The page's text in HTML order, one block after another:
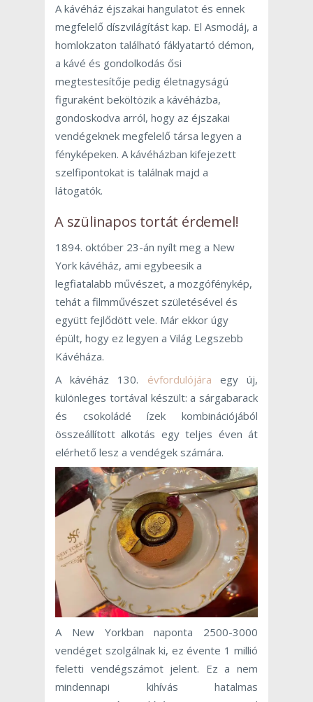
A kávéház éjszakai hangulatot és ennek
megfelelő díszvilágítást kap. El Asmodáj, a
homlokzaton található fáklyatartó démon,
a kávé és gondolkodás ősi
megtestesítője pedig életnagyságú
figuraként beköltözik a kávéházba,
gondoskodva arról, hogy az éjszakai
vendégeknek megfelelő társa legyen a
fényképeken. A kávéházban kifejezett
szelfipontokat is találnak majd a
látogatók.
A szülinapos tortát érdemel!
1894. október 23-án nyílt meg a New
York kávéház, ami egybeesik a
legfiatalabb művészet, a mozgófénykép,
tehát a filmművészet születésével és
együtt fejlődött vele. Már ekkor úgy
épült, hogy ez legyen a Világ Legszebb
Kávéháza.
A kávéház 130. évfordulójára egy új,
különleges tortával készült: a sárgabarack
és csokoládé ízek kombinációjából
összeállított alkotás egy teljes éven át
elérhető lesz a vendégek számára.
A New Yorkban naponta 2500-3000
vendéget szolgálnak ki, ez évente 1 millió
feletti vendégszámot jelent. Ez a nem
mindennapi kihívás hatalmas